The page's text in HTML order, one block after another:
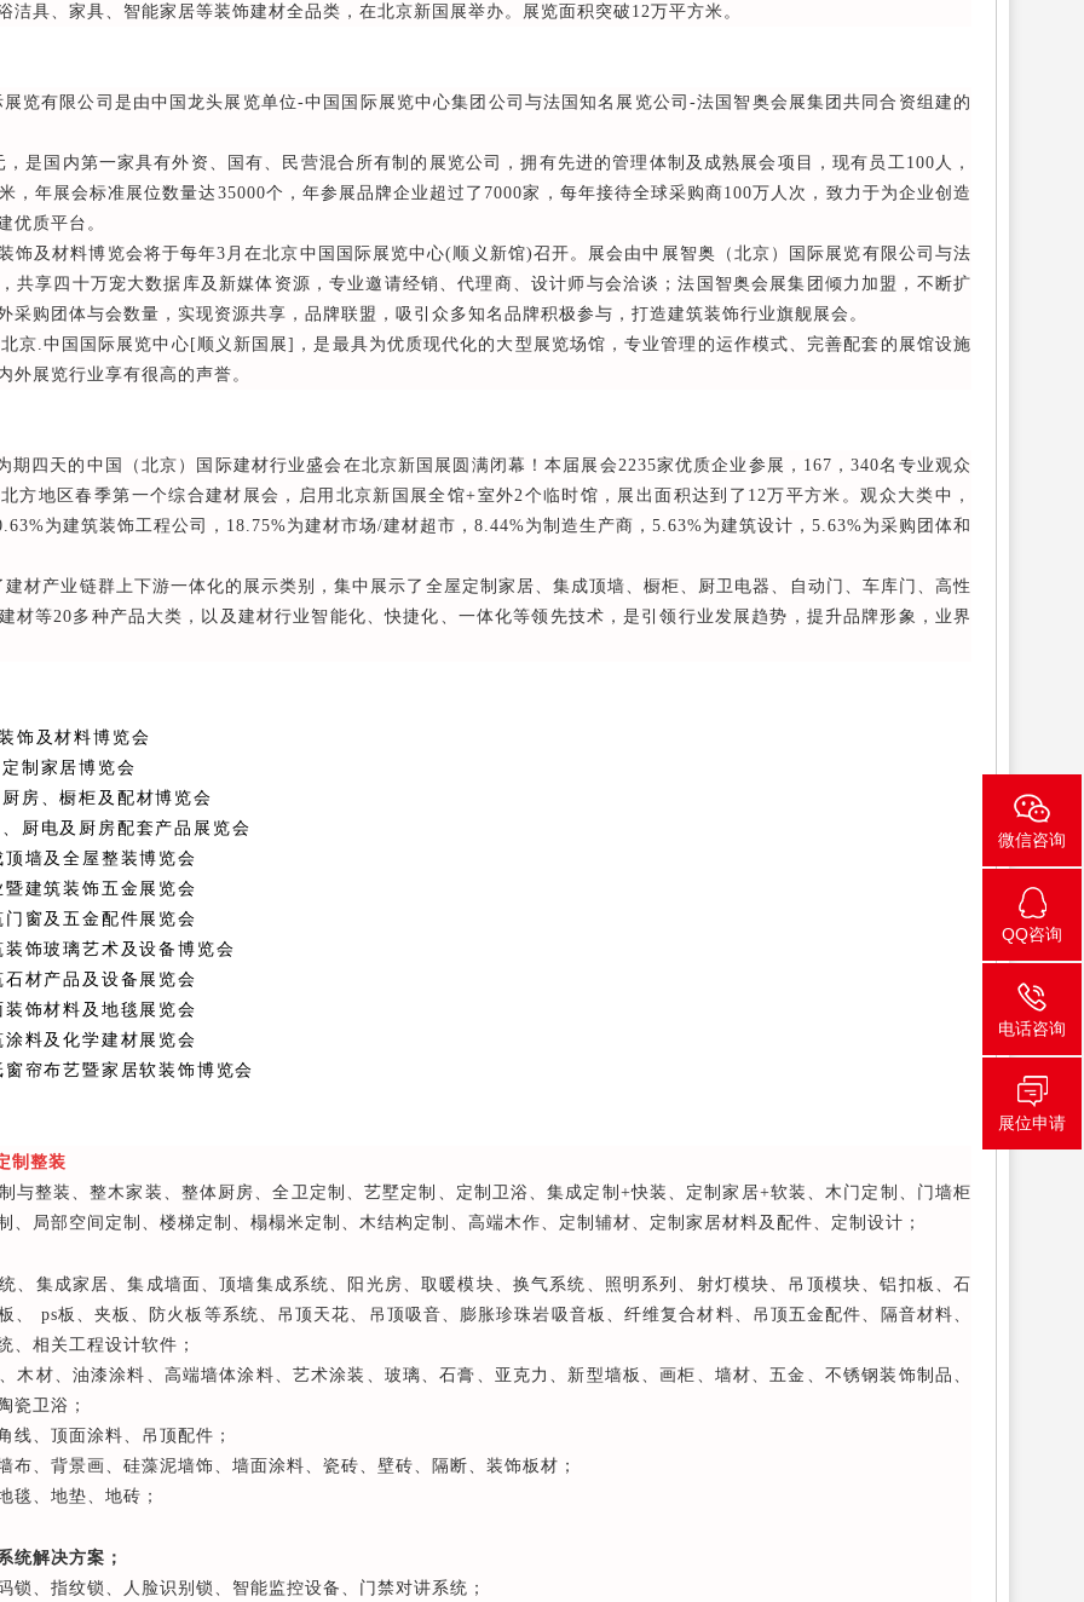
洁具、家具、智能家居等装饰建材全品类，在北京新国展举办。展览面积突破12万平方米。
有限公司是由中国龙头展览单位-中国国际展览中心集团公司与法国知名展览公司-法国智奥会展集团共同合资组建的
国内第一家具有外资、国有、民营混合所有制的展览公司，拥有先进的管理体制及成熟展会项目，现有员工100人，
，年展会标准展位数量达35000个，年参展品牌企业超过了7000家，每年接待全球采购商100万人次，致力于为企业创造
优质平台。
及材料博览会将于每年3月在北京中国国际展览中心(顺义新馆)召开。展会由中展智奥（北京）国际展览有限公司与法
共享四十万宠大数据库及新媒体资源，专业邀请经销、代理商、设计师与会洽谈；法国智奥会展集团倾力加盟，不断扩
采购团体与会数量，实现资源共享，品牌联盟，吸引众多知名品牌积极参与，打造建筑装饰行业旗舰展会。
.中国国际展览中心[顺义新国展]，是最具为优质现代化的大型展览场馆，专业管理的运作模式、完善配套的展馆设施
外展览行业享有很高的声誉。
四天的中国（北京）国际建材行业盛会在北京新国展圆满闭幕！本届展会2235家优质企业参展，167，340名专业观众
方地区春季第一个综合建材展会，启用北京新国展全馆+室外2个临时馆，展出面积达到了12万平方米。观众大类中，
为建筑装饰工程公司，18.75%为建材市场/建材超市，8.44%为制造生产商，5.63%为建筑设计，5.63%为采购团体和
产业链群上下游一体化的展示类别，集中展示了全屋定制家居、集成顶墙、橱柜、厨卫电器、自动门、车库门、高性
材等20多种产品大类，以及建材行业智能化、快捷化、一体化等领先技术，是引领行业发展趋势，提升品牌形象，业界
饰及材料博览会
制家居博览会
房、橱柜及配材博览会
厨电及厨房配套产品展览会
墙及全屋整装博览会
建筑装饰五金展览会
窗及五金配件展览会
饰玻璃艺术及设备博览会
材产品及设备展览会
饰材料及地毯展览会
料及化学建材展览会
帘布艺暨家居软装饰博览会
制整装
与整装、整木家装、整体厨房、全卫定制、艺墅定制、定制卫浴、集成定制+快装、定制家居+软装、木门定制、门墙柜
、局部空间定制、楼梯定制、榻榻米定制、木结构定制、高端木作、定制辅材、定制家居材料及配件、定制设计；
、集成家居、集成墙面、顶墙集成系统、阳光房、取暖模块、换气系统、照明系列、射灯模块、吊顶模块、铝扣板、石
、 ps板、夹板、防火板等系统、吊顶天花、吊顶吸音、膨胀珍珠岩吸音板、纤维复合材料、吊顶五金配件、隔音材料、
、相关工程设计软件；
木材、油漆涂料、高端墙体涂料、艺术涂装、玻璃、石膏、亚克力、新型墙板、画柜、墙材、五金、不锈钢装饰制品、
瓷卫浴；
线、顶面涂料、吊顶配件；
布、背景画、硅藻泥墙饰、墙面涂料、瓷砖、壁砖、隔断、装饰板材；
毯、地垫、地砖；
统解决方案；
锁、指纹锁、人脸识别锁、智能监控设备、门禁对讲系统；
微信咨询
QQ咨询
电话咨询
展位申请